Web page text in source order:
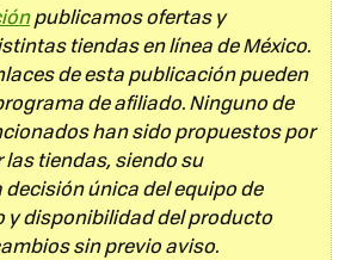
publicamos ofertas y
tiendas en línea de México.
de esta publicación pueden
de afiliado. Ninguno de
han sido propuestos por
tiendas, siendo su
única del equipo de
y disponibilidad del producto
sin previo aviso.